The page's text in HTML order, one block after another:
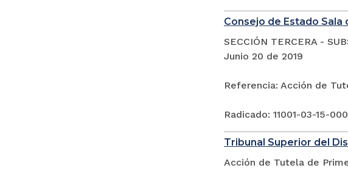
Consejo de Estado
SECCIÓN TERCERA -
Junio 20 de 2019
Referencia: Acción de
Radicado: 11001-03-15-
Tribunal Superior del
Acción de Tutela de